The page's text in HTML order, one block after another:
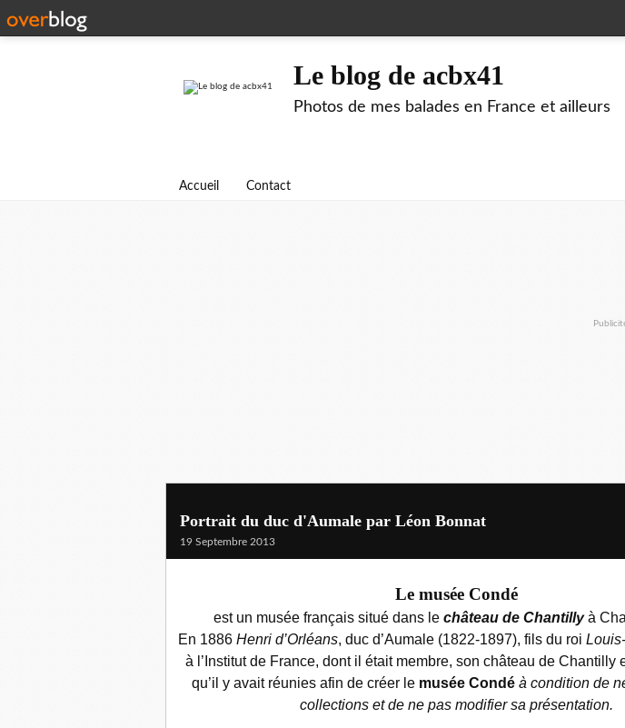
Le blog de acbx41
Photos de mes balades en France et ailleurs
Accueil Contact
Portrait du duc d'Aumale par Léon Bonnat
19 Septembre 2013
Le musée Condé
est un musée français situé dans le château de Chantillyà
En 1886 Henri d’Orléans, duc d’Aumale (1822-1897), fils du roi
à l’Institut de France, dont il était membre, son château de Chantilly
qu’il y avait réunies afin de créer le musée Condé à condition de
collections et de ne pas modifier sa présentation.